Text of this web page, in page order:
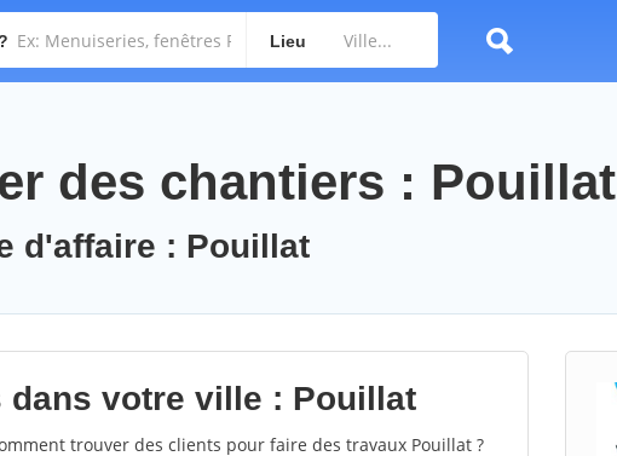
Lieu
des chantiers : Pouillat
d'affaire : Pouillat
dans votre ville : Pouillat
trouver des clients pour faire des travaux Pouillat ?